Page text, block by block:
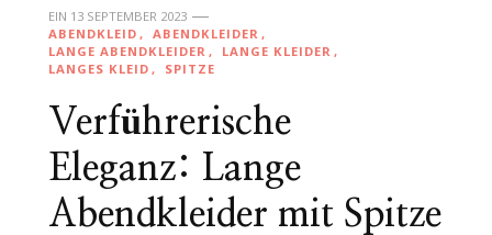
EIN 13 SEPTEMBER 2023
ABENDKLEID
ABENDKLEIDER
LANGE ABENDKLEIDER
LANGE KLEIDER
LANGES KLEID
SPITZE
Verführerische
Eleganz: Lange
Abendkleider mit Spitze